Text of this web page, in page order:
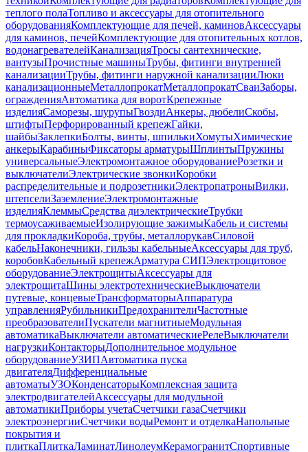
теплого полаТопливо и аксессуары для отопительного
оборудованияКомплектующие для печей, каминовАксессуары
для каминов, печейКомплектующие для отопительных котлов,
водонагревателейКанализацияТросы сантехнические,
вантузыПрочистные машиныТрубы, фитинги внутренней
канализацииТрубы, фитинги наружной канализацииЛюки
канализационныеМеталлопрокатМеталлопрокатСваиЗаборы,
огражденияАвтоматика для воротКрепежные
изделияСаморезы, шурупыГвоздиАнкеры, дюбелиСкобы,
штифтыПерфорированный крепежГайки,
шайбыЗаклепкиБолты, винты, шпилькиХомутыХимические
анкерыКарабиныФиксаторы арматурыШплинтыПружины
универсальныеЭлектромонтажное оборудованиеРозетки и
выключателиЭлектрические звонкиКоробки
распределительные и подрозетникиЭлектропатроныВилки,
штепселиЗаземлениеЭлектромонтажные
изделияКлеммыСредства диэлектрическиеТрубки
термоусаживаемыеИзолирующие зажимыКабель и системы
для прокладкиКороба, трубы, металлорукавСиловой
кабельНаконечники, гильзы кабельныеАксессуары для труб,
коробовКабельный крепежАрматура СИПЭлектрощитовое
оборудованиеЭлектрощитыАксессуары для
электрощитаШины электротехническиеВыключатели
путевые, концевыеТрансформаторыАппаратура
управленияРубильникиПредохранителиЧастотные
преобразователиПускатели магнитныеМодульная
автоматикаВыключатели автоматическиеРелеВыключатели
нагрузкиКонтакторыДополнительное модульное
оборудованиеУЗИПАвтоматика пуска
двигателяДифференциальные
автоматыУЗОКонденсаторыКомплексная защита
электродвигателейАксессуары для модульной
автоматикиПриборы учетаСчетчики газаСчетчики
электроэнергииСчетчики водыРемонт и отделкаНапольные
покрытия и
плиткаПлиткаЛаминатЛинолеумКерамогранитСпортивные